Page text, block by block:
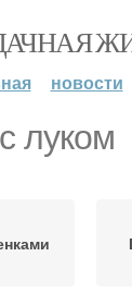
новости
луком